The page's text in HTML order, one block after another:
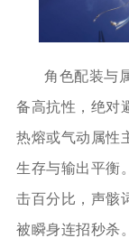
角色配装与
备高抗性，绝对
热熔或气动属性
生存与输出平衡
击百分比，声骸
被瞬身连招秒杀。